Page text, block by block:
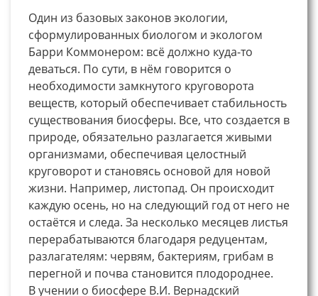
Один из базовых законов экологии,
сформулированных биологом и экологом
Барри Коммонером: всё должно куда-то
деваться. По сути, в нём говорится о
необходимости замкнутого круговорота
веществ, который обеспечивает стабильность
существования биосферы. Все, что создается в
природе, обязательно разлагается живыми
организмами, обеспечивая целостный
круговорот и становясь основой для новой
жизни. Например, листопад. Он происходит
каждую осень, но на следующий год от него не
остаётся и следа. За несколько месяцев листья
перерабатываются благодаря редуцентам,
разлагателям: червям, бактериям, грибам в
перегной и почва становится плодороднее.
В учении о биосфере В.И. Вернадский